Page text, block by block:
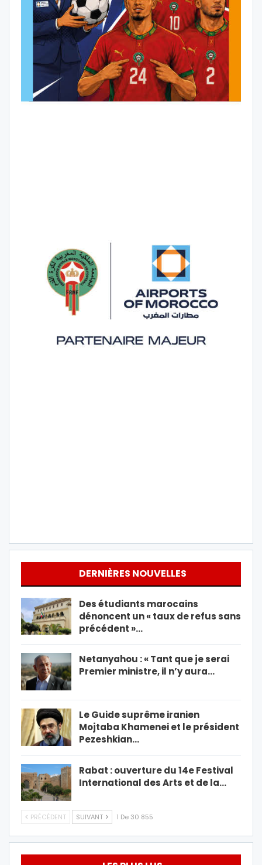
DERNIÈRES NOUVELLES
Des étudiants marocains
dénoncent un « taux de refus sans
précédent »…
Netanyahou : « Tant que je serai
Premier ministre, il n’y aura…
Le Guide suprême iranien
Mojtaba Khamenei et le président
Pezeshkian…
Rabat : ouverture du 14e Festival
International des Arts et de la…
PRÉCÉDENT SUIVANT 1 De 30 855